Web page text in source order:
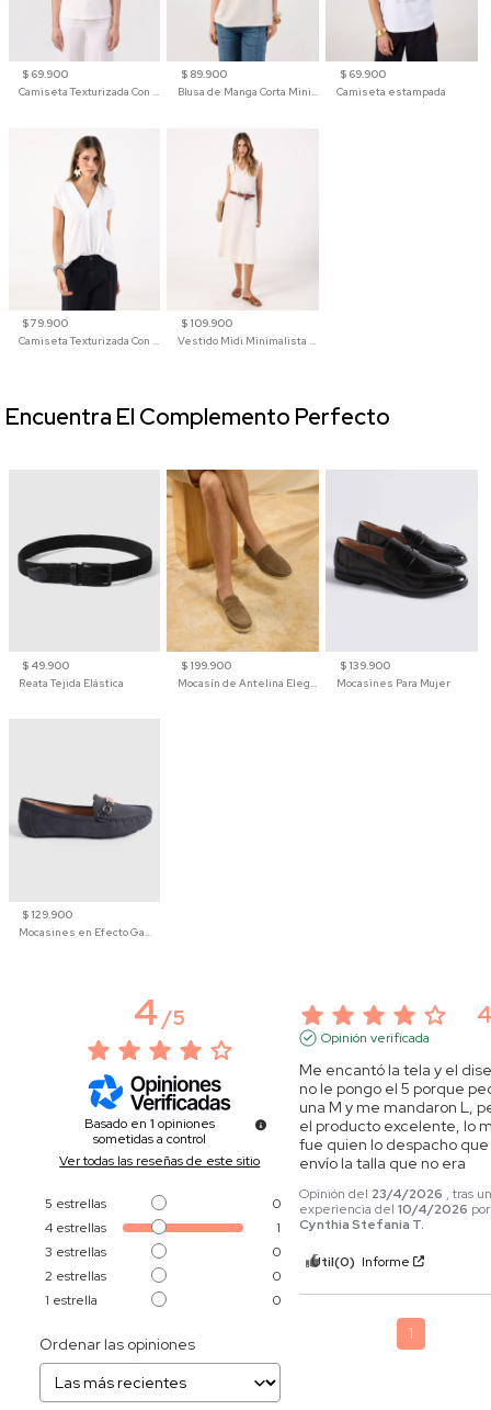
$ 69.900
Camiseta Texturizada Con Hombro Caído Para Mujer
$ 89.900
Blusa de Manga Corta Minimalista para Mujer
$ 69.900
Camiseta estampada
$ 79.900
Camiseta Texturizada Con Cuello En V Para Mujer
$ 109.900
Vestido Midi Minimalista De Silueta Amplia
$ 49.900
Reata Tejida Elástica
$ 199.900
$ 139.900
Mocasines Para Mujer
$ 129.900
Encuentra El Complemento Perfecto
4/5
Basado en1 opiniones
sometidas a control
Ver todas las reseñas de este sitio
5 estrellas
0
4 estrellas
1
3 estrellas
0
2 estrellas
0
1 estrella 0
Ordenar las opiniones
Opinión verificada
Me encantó la tela y el
no le pongo el 5 porque
una M y me mandaron L,
el producto excelente, lo
fue quien lo despacho que
envío la talla que no era
Opinión del 23/4/2026 , tras
experiencia del10/4/2026 por
Cynthia Stefania T.
Útil(0) Informe
1